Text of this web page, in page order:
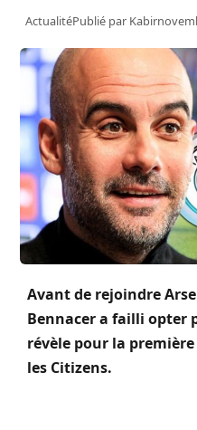
ActualitéPublié par Kabir
Avant de rejoindre
Bennacer a failli opter
révèle pour la
les Citizens.